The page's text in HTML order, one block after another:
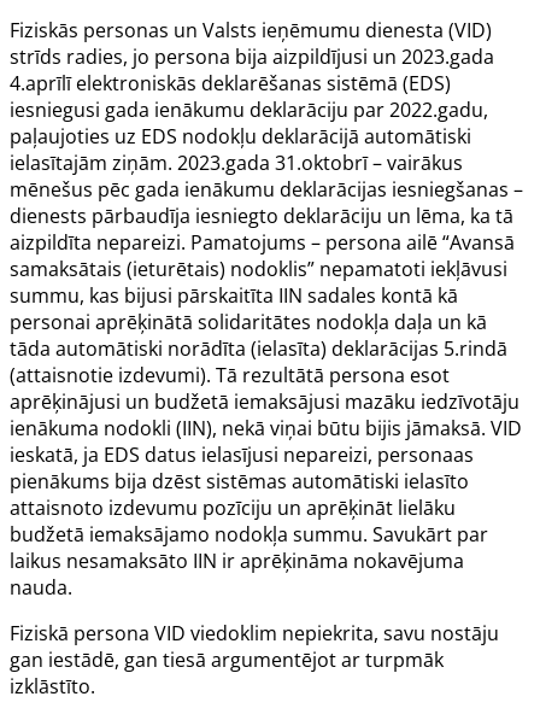
Fiziskās personas un Valsts ieņēmumu dienesta (VID)
strīds radies, jo persona bija aizpildījusi un 2023.gada
4.aprīlī elektroniskās deklarēšanas sistēmā (EDS)
iesniegusi gada ienākumu deklarāciju par 2022.gadu,
paļaujoties uz EDS nodokļu deklarācijā automātiski
ielasītajām ziņām. 2023.gada 31.oktobrī – vairākus
mēnešus pēc gada ienākumu deklarācijas iesniegšanas –
dienests pārbaudīja iesniegto deklarāciju un lēma, ka tā
aizpildīta nepareizi. Pamatojums – persona ailē “Avansā
samaksātais (ieturētais) nodoklis” nepamatoti iekļāvusi
summu, kas bijusi pārskaitīta IIN sadales kontā kā
personai aprēķinātā solidaritātes nodokļa daļa un kā
tāda automātiski norādīta (ielasīta) deklarācijas 5.rindā
(attaisnotie izdevumi). Tā rezultātā persona esot
aprēķinājusi un budžetā iemaksājusi mazāku iedzīvotāju
ienākuma nodokli (IIN), nekā viņai būtu bijis jāmaksā. VID
ieskatā, ja EDS datus ielasījusi nepareizi, personaas
pienākums bija dzēst sistēmas automātiski ielasīto
attaisnoto izdevumu pozīciju un aprēķināt lielāku
budžetā iemaksājamo nodokļa summu. Savukārt par
laikus nesamaksāto IIN ir aprēķināma nokavējuma
nauda.
Fiziskā persona VID viedoklim nepiekrita, savu nostāju
gan iestādē, gan tiesā argumentējot ar turpmāk
izklāstīto.